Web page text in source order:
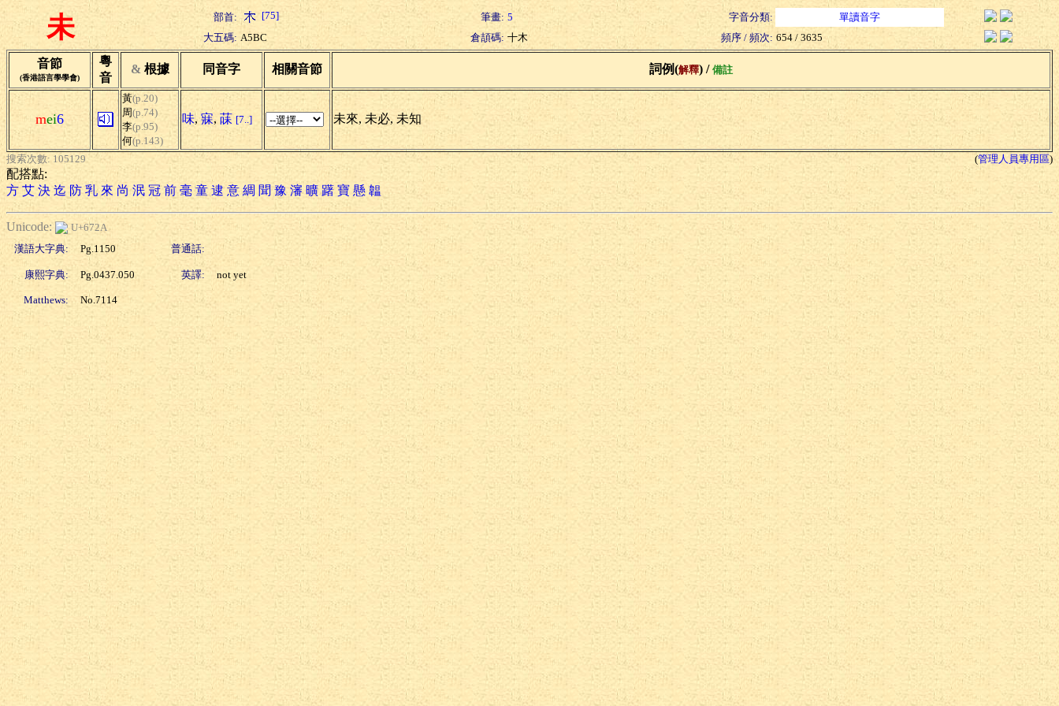
未 部首: [75] 筆畫: 5 字音分類:
單讀音字
大五碼: A5BC 倉頡碼: 十木 頻序 / 頻次: 654 / 3635
音節
(香港語言學學會)
粵
音
& 根據 同音字 相關音節 詞例(解釋) / 備註
mei6
黃(p.20)
周(p.74)
李(p.95)
何(p.143)
味, 寐, 菋 [7..] 未來, 未必, 未知
搜索次數: 105129 (管理人員專用區)
配搭點:
方 艾 決 迄 防 乳 來 尚 泯 冠 前 毫 童 逮 意 綢 聞 豫 瀋 曠 躇 寶 懸 韞
Unicode:
U+672A
漢語大字典:
Pg.1150 普通話:
康熙字典: Pg.0437.050 英譯: not yet
Matthews: No.7114